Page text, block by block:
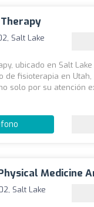
Salt Lake
ubicado en Salt
de fisioterapia en Utah,
solo por su atención
Medicine
Salt Lake